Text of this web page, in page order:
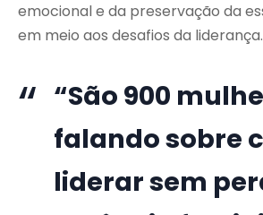
emocional e da preservação da
em meio aos desafios da liderança.
“São 900
falando sobre
liderar sem